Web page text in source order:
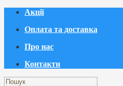
Акції
Оплата та доставка
Про нас
Контакти